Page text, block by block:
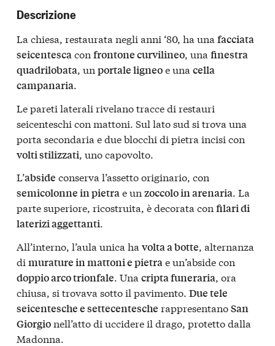
Descrizione
La chiesa, restaurata negli anni ‘80, ha una facciata
seicentescacon frontone curvilineo, una finestra
quadrilobata, un portale ligneoe una cella
campanaria.
Le pareti laterali rivelano tracce di restauri
seicenteschi con mattoni. Sul lato sud si trova una
porta secondaria e due blocchi di pietra incisi con
volti stilizzati, uno capovolto.
L’abside conserva l’assetto originario, con
semicolonne in pietrae un zoccolo in arenaria. La
parte superiore, ricostruita, è decorata con filari di
laterizi aggettanti.
All’interno, l’aula unica ha volta a botte, alternanza
di murature in mattoni e pietrae un’abside con
doppio arco trionfale. Una cripta funeraria, ora
chiusa, si trovava sotto il pavimento. Due tele
seicentesche e settecentesche rappresentanoSan
Giorgionell’atto di uccidere il drago, protetto dalla
Madonna.